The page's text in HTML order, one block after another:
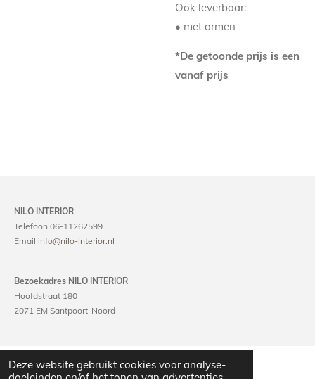
Deze website gebruikt cookies voor analyse-
Ook leverbaar:
• met armen
*De getoonde prijs is een
vanaf prijs
NILO INTERIOR
Telefoon 06-11262599
Email info@nilo-interior.nl
Bezoekadres NILO INTERIOR
Hoofdstraat 180
2071 EM Santpoort-Noord